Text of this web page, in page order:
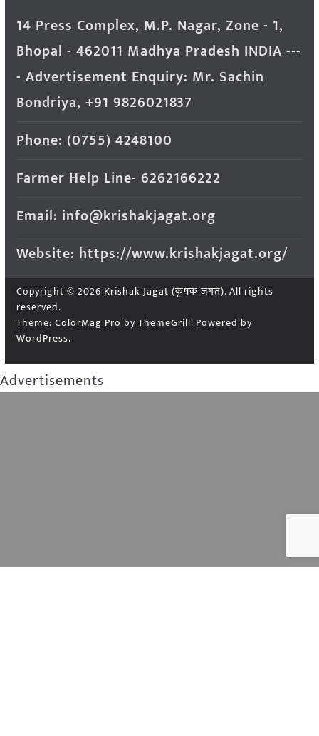
14 Press Complex, M.P. Nagar, Zone - 1,
Bhopal - 462011 Madhya Pradesh INDIA ---
- Advertisement Enquiry: Mr. Sachin
Bondriya, +91 9826021837
Phone: (0755) 4248100
Farmer Help Line- 6262166222
Email: info@krishakjagat.org
Website: https://www.krishakjagat.org/
Copyright © 2026 Krishak Jagat (कृषक जगत). All rights
reserved.
Theme: ColorMag Pro by ThemeGrill. Powered by
WordPress.
Advertisements